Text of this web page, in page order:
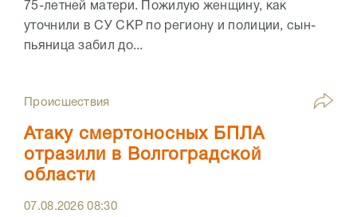
75-летней матери. Пожилую женщину, как
уточнили в СУ СКР по региону и полиции, сын-
пьяница забил до...
Происшествия
Атаку смертоносных БПЛА
отразили в Волгоградской
области
07.08.202608:30